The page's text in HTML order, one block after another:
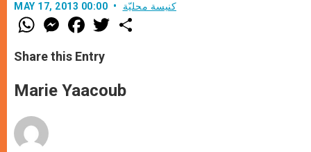
MAY 17, 2013 00:00 كنيسة محليّة
W
h
t
s
p
p
M
e
s
e
g
e
F
a
e
b
o
k
w
r
Share this Entry
Marie Yaacoub